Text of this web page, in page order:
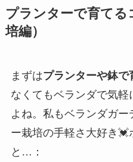
プランターで育て
培編）
まずはプランターや鉢で
なくてもベランダで気
よね。私もベランダガ
ー栽培の手軽さ大好き💓
と…：